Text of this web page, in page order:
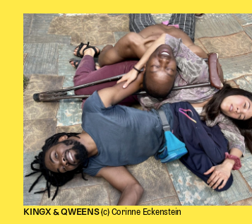
KINGX & QWEENS(c) Corinne Eckenstein